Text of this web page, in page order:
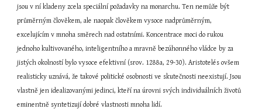
jsou v ní kladeny zcela speciální požadavky na monarchu. Ten nemůže být
průměrným člověkem, ale naopak člověkem vysoce nadprůměrným,
excelujícím v mnoha směrech nad ostatními. Koncentrace moci do rukou
jednoho kultivovaného, inteligentního a mravně bezúhonného vládce by za
jistých okolností bylo vysoce efektivní (srov. 1288a, 29-30). Aristotelés ovšem
realisticky uznává, že takové politické osobnosti ve skutečnosti neexistují. Jsou
vlastně jen idealizovanými jedinci, kteří na úrovni svých individuálních životů
eminentně syntetizují dobré vlastnosti mnoha lidí.